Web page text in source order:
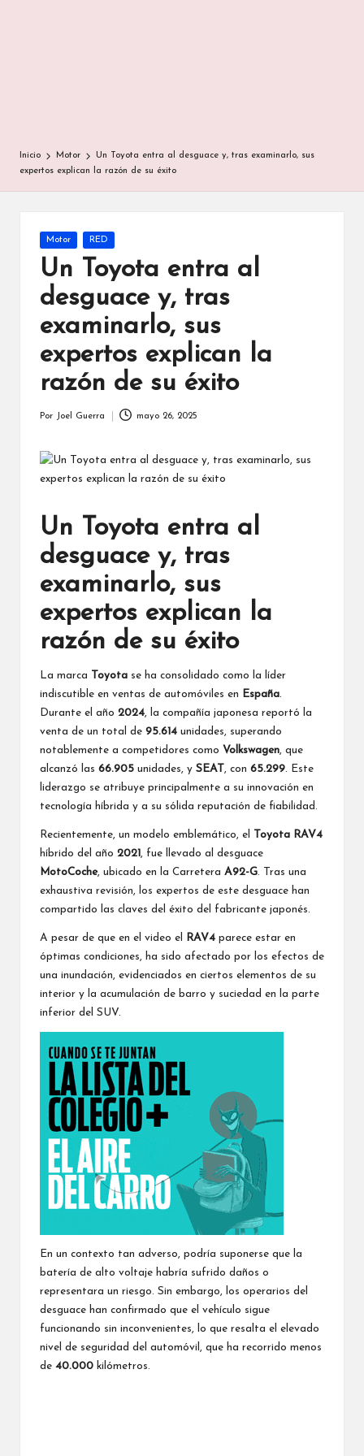
Inicio Motor
Un Toyota entra al desguace y, tras examinarlo, sus
expertos explican la razón de su éxito
Publicada
en
Motor RED
Un Toyota entra al
desguace y, tras
examinarlo, sus
expertos explican la
razón de su éxito
Por Joel Guerra mayo 26, 2025
Un Toyota entra al
desguace y, tras
examinarlo, sus
expertos explican la
razón de su éxito
La marca Toyota se ha consolidado como la líder
indiscutible en ventas de automóviles en
España
Durante el año 2024 , la compañía japonesa reportó la
venta de un total de 95.614 unidades, superando
notablemente a competidores como Volkswagen , que
alcanzó las 66.905 unidades, y SEAT , con 65.299 . Este
liderazgo se atribuye principalmente a su innovación en
tecnología híbrida y a su sólida reputación de fiabilidad.
Recientemente, un modelo emblemático, el
Toyota RAV4
híbrido del año 2021
, fue llevado al desguace
MotoCoche, ubicado en la Carretera A92-G . Tras una
exhaustiva revisión, los expertos de este desguace han
compartido las claves del éxito del fabricante japonés.
A pesar de que en el video el RAV4 parece estar en
óptimas condiciones, ha sido afectado por los efectos de
una inundación, evidenciados en ciertos elementos de su
interior y la acumulación de barro y suciedad en la parte
inferior del SUV.
En un contexto tan adverso, podría suponerse que la
batería de alto voltaje habría sufrido daños o
representara un riesgo. Sin embargo, los operarios del
desguace han confirmado que el vehículo sigue
funcionando sin inconvenientes, lo que resalta el elevado
nivel de seguridad del automóvil, que ha recorrido menos
de 40.000 kilómetros.